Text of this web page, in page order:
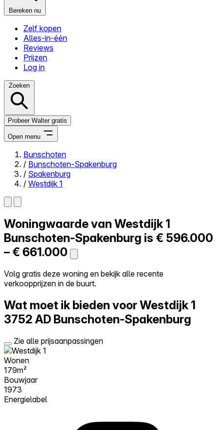
Bereken nu
Zelf kopen
Alles-in-één
Reviews
Prijzen
Log in
Zoeken
Probeer Walter gratis
Open menu
Close menu
Zelf kopen
Alles-in-één
Reviews
Prijzen
Log in
Probeer Walter gratis
Bunschoten
/ Bunschoten-Spakenburg
/ Spakenburg
/ Westdijk 1
Woningwaarde van Westdijk 1
Bunschoten-Spakenburg is € 596.000
– € 661.000
Volg gratis deze woning en bekijk alle recente
verkoopprijzen in de buurt.
Wat moet ik bieden voor Westdijk 1
3752 AD Bunschoten-Spakenburg
Zie alle prijsaanpassingen
Wonen
179m²
Bouwjaar
1973
Energielabel